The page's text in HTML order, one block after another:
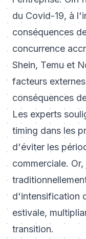
du Covid-19, à
conséquences
concurrence
Shein, Temu et
facteurs
conséquences
Les experts
timing dans les
d'éviter les
commerciale.
d'intensification
estivale,
transition.